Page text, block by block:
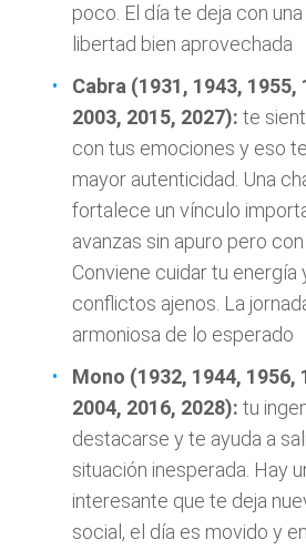
poco. El día te deja con
libertad bien aprovechada
Cabra (1931, 1943, 1955,
2003, 2015, 2027): te
con tus emociones y eso
mayor autenticidad. Una
fortalece un vínculo
avanzas sin apuro pero
Conviene cuidar tu energía
conflictos ajenos. La
armoniosa de lo esperado
Mono (1932, 1944, 1956,
2004, 2016, 2028): tu
destacarse y te ayuda a
situación inesperada. Hay
interesante que te deja
social, el día es movido y